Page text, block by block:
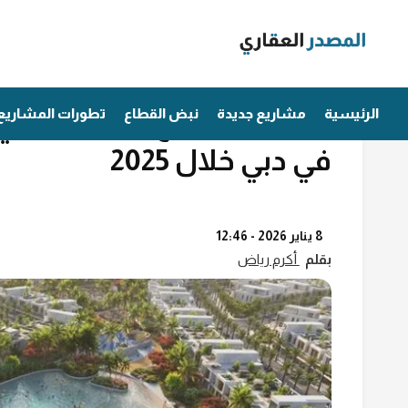
الرئيسية مشاريع جديدة نبض القطاع تطورات
هذه المشاريع العقارية
في دبي خلال 2025
8 يناير 2026 - 12:46
بقلم أكرم رياض